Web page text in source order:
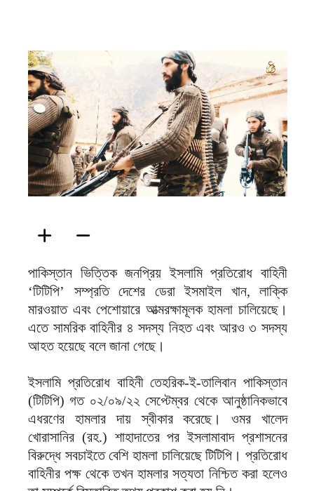
পাকিস্তান ভিত্তিক জনপ্রিয় ইসলামি প্রতিরোধ বাহিনী
‘টিটিপি’ সম্প্রতি দেশের ডেরা ইসমাইল খান, লাক্কি
মারওয়াত এবং পেশোয়ারে আত্মরক্ষামূলক হামলা চালিয়েছে।
এতে সামরিক বাহিনীর ৪ সদস্য নিহত এবং আরও ৩ সদস্য
আহত হয়েছে বলে জানা গেছে।
ইসলামি প্রতিরোধ বাহিনী তেহরিক-ই-তালিবান পাকিস্তান
(টিটিপি) গত ০২/০৯/২২ সেপ্টেম্বর থেকে আনুষ্ঠানিকভাবে
এধরণের হামলার দায় স্বীকার করেছে। ওমর খালেদ
খোরাসানির (রহ.) শাহাদাতের পর ইসলামাবাদ প্রশাসনের
বিরুদ্ধে সবচাইতে বেশি হামলা চালিয়েছে টিটিপি। প্রতিরোধ
বাহিনীর পক্ষ থেকে তখন হামলার সত্যতা নিশ্চিত করা হলেও